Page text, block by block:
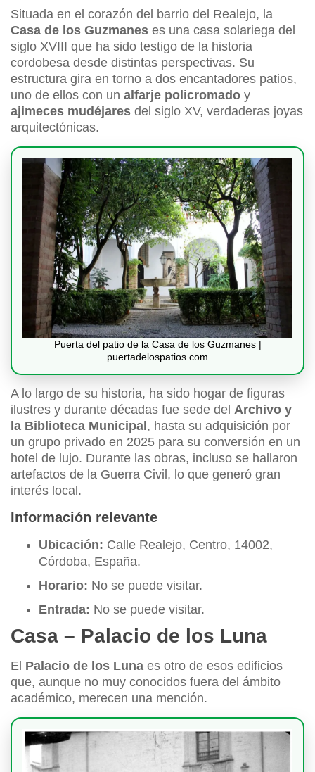
Situada en el corazón del barrio del Realejo, la
Casa de los Guzmanes es una casa solariega del
siglo XVIII que ha sido testigo de la historia
cordobesa desde distintas perspectivas. Su
estructura gira en torno a dos encantadores patios,
uno de ellos con un alfarje policromado y
ajimeces mudéjares del siglo XV, verdaderas joyas
arquitectónicas.
Puerta del patio de la Casa de los Guzmanes |
puertadelospatios.com
A lo largo de su historia, ha sido hogar de figuras
ilustres y durante décadas fue sede del Archivo y
la Biblioteca Municipal , hasta su adquisición por
un grupo privado en 2025 para su conversión en un
hotel de lujo. Durante las obras, incluso se hallaron
artefactos de la Guerra Civil, lo que generó gran
interés local.
Información relevante
Ubicación: Calle Realejo, Centro, 14002,
Córdoba, España.
Horario: No se puede visitar.
Entrada: No se puede visitar.
Casa – Palacio de los Luna
El Palacio de los Luna es otro de esos edificios
que, aunque no muy conocidos fuera del ámbito
académico, merecen una mención.